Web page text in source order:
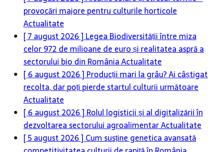
provocări majore pentru culturile horticole
Actualitate
[ 7 august 2026 ] Legea Biodiversității între miza
celor 972 de milioane de euro și realitatea aspră a
sectorului bio din RomâniaActualitate
[ 6 august 2026 ] Producții mari la grâu? Ai câștigat
recolta, dar poți pierde startul culturii următoare
Actualitate
[ 6 august 2026 ] Rolul logisticii și al digitalizării în
dezvoltarea sectorului agroalimentarActualitate
[ 5 august 2026 ] Cum susține genetica avansată